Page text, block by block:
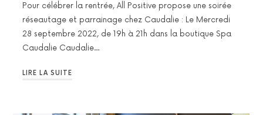
Pour célébrer la rentrée, All Positive propose une soirée
réseautage et parrainage chez Caudalie : Le Mercredi
28 septembre 2022, de 19h à 21h dans la boutique Spa
Caudalie Caudalie…
LIRE LA SUITE